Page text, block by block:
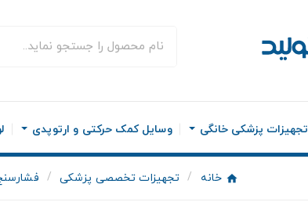
تجهیزات پزشکی خانگی وسایل کمک حرکتی و ارتوپدی
خانه تجهیزات تخصصی پزشکی